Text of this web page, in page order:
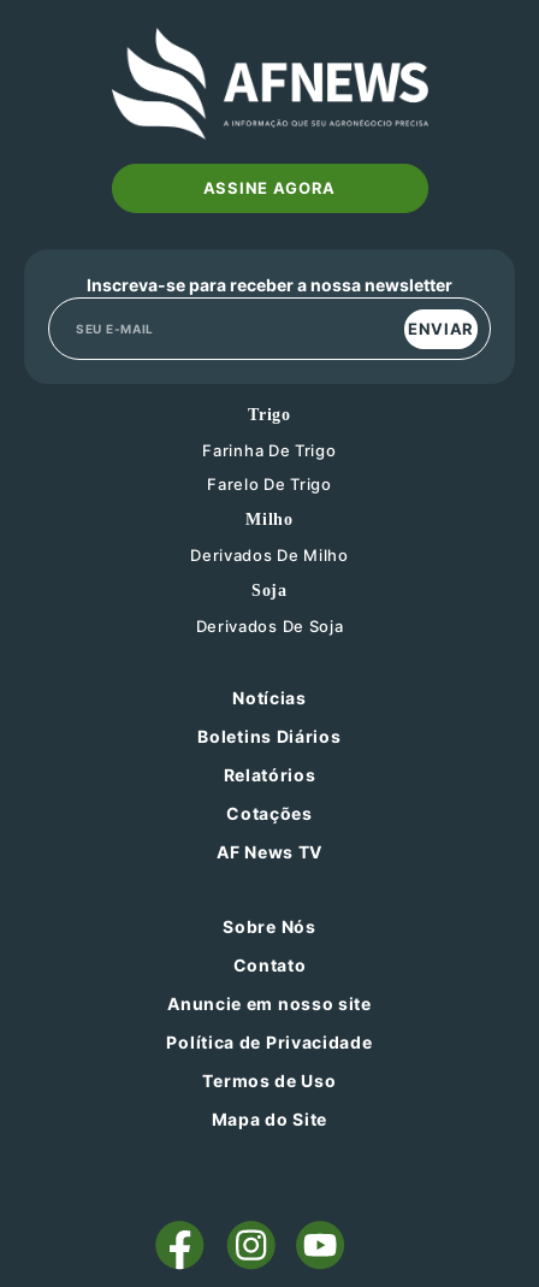
ASSINE AGORA
Inscreva-se para receber a nossa newsletter
ENVIAR
Trigo
Farinha De Trigo
Farelo De Trigo
Milho
Derivados De Milho
Soja
Derivados De Soja
Notícias
Boletins Diários
Relatórios
Cotações
AF News TV
Sobre Nós
Contato
Anuncie em nosso site
Política de Privacidade
Termos de Uso
Mapa do Site